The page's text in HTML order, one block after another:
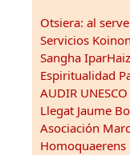
Otsiera: al
Servicios
Sangha
Espiritualidad
AUDIR UNESCO
Llegat Jaume
Asociación
Homoquaerens